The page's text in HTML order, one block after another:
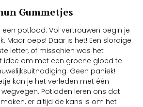
Gummetjes
een potlood. Vol vertrouwen begin je
Maar oeps! Daar is het! Een slordige
letter, of misschien was het
idee om met een groene gloed te
Geen paniek!
kan je het verleden met één
Potloden leren ons dat
er altijd de kans is om het